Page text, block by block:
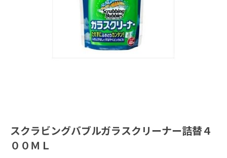
スクラビングバブルガラスクリーナー詰替４
００ＭＬ